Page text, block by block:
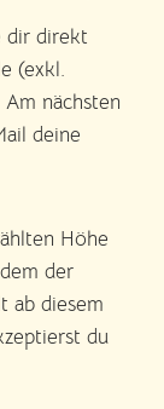
dir direkt
(exkl.
nächsten
deine
Höhe
der
ab diesem
du